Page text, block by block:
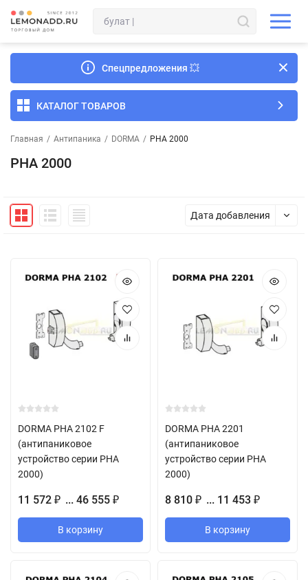
Спецпредложения 💥
КАТАЛОГ ТОВАРОВ
Главная / Антипаника / DORMA / PHA 2000
PHA 2000
Дата добавления
DORMA PHA 2102 F
(антипаниковое
устройство серии PHA
2000)
11 572 ₽ ... 46 555 ₽
В корзину
DORMA PHA 2201
(антипаниковое
устройство серии PHA
2000)
8 810 ₽ ... 11 453 ₽
В корзину